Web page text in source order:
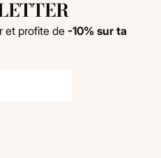
et profite de -10% sur ta